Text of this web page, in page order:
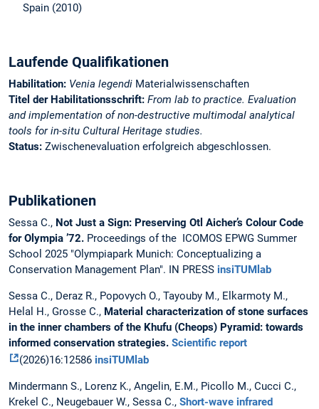
Spain (2010)
Laufende Qualifikationen
Habilitation: Venia legendi Materialwissenschaften
Titel der Habilitationsschrift: From lab to practice. Evaluation
and implementation of non-destructive multimodal analytical
tools for in-situ Cultural Heritage studies.
Status: Zwischenevaluation erfolgreich abgeschlossen.
Publikationen
Sessa C., Not Just a Sign: Preserving Otl Aicher’s Colour Code
for Olympia ’72. Proceedings of the ICOMOS EPWG Summer
School 2025 "Olympiapark Munich: Conceptualizing a
Conservation Management Plan". IN PRESS insiTUMlab
Sessa C., Deraz R., Popovych O., Tayouby M., Elkarmoty M.,
Helal H., Grosse C., Material characterization of stone surfaces
in the inner chambers of the Khufu (Cheops) Pyramid: towards
informed conservation strategies. Scientific report
(2026)16:12586 insiTUMlab
Mindermann S., Lorenz K., Angelin, E.M., Picollo M., Cucci C.,
Krekel C., Neugebauer W., Sessa C., Short-wave infrared